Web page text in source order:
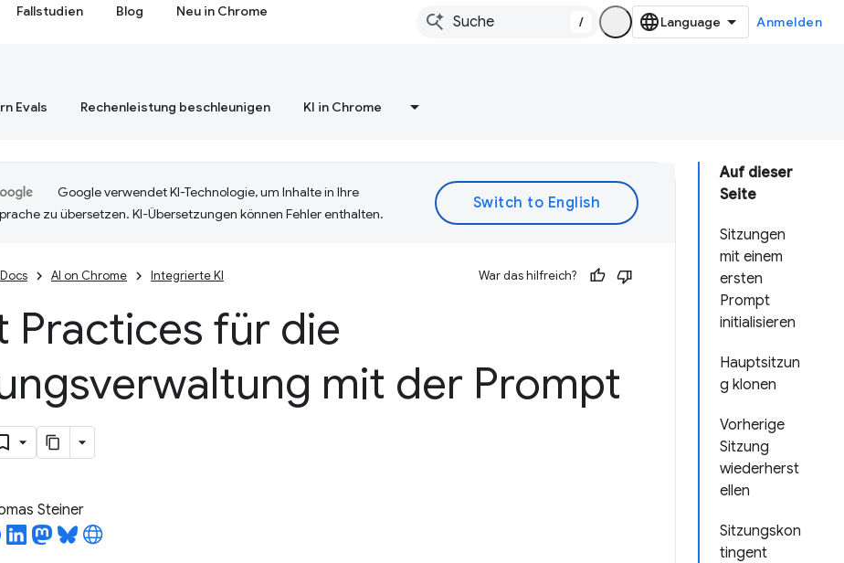
Fallstudien Blog Neu in Chrome
/ Anmelden
Evals Rechenleistung beschleunigen KI in Chrome
Auf dieser
Seite
Sitzungen
mit einem
ersten
Prompt
initialisieren
Hauptsitzun
g klonen
Vorherige
Sitzung
wiederherst
ellen
Sitzungskon
tingent
Google verwendet KI-Technologie, um Inhalte in Ihre
zu übersetzen. KI-Übersetzungen können Fehler enthalten.
Docs AI on Chrome Integrierte KI War das hilfreich?
Practices für die
mit der Prompt
Steiner